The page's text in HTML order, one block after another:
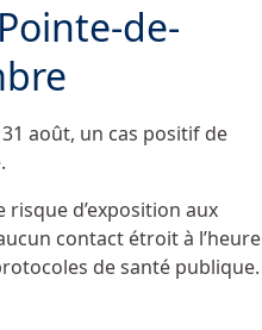
de-
31 août, un cas positif de
d’exposition aux
contact étroit à l’heure
de santé publique.